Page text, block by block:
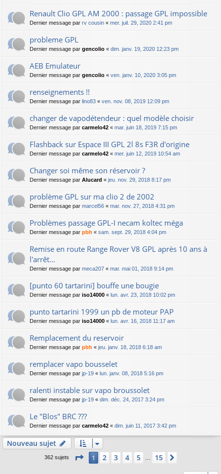
Renault Clio GPL AM 2000 : passage GPL impossible
Dernier message par rv cousin « mer. juil. 29, 2020 2:41 pm
probleme GPL
Dernier message par gencolio « dim. janv. 19, 2020 12:23 pm
AEB Emulateur
Dernier message par gencolio « ven. janv. 10, 2020 3:05 pm
renseignements !!
Dernier message par lino83 « ven. nov. 08, 2019 12:09 pm
changer de vapodétendeur : quel modèle choisir
Dernier message par carmelo42 « mar. juin 18, 2019 7:15 pm
Flashback sur Espace III GPL 2l 8s F3R d'origine
Dernier message par carmelo42 « mer. juin 12, 2019 10:54 am
Changer soi même son réservoir ?
Dernier message par Alucard « jeu. nov. 29, 2018 8:17 pm
problème GPL sur ma clio 2 de 2002
Dernier message par marcel56 « mar. nov. 27, 2018 4:31 pm
Problèmes passage GPL-I necam koltec méga
Dernier message par pbh « sam. sept. 29, 2018 4:04 pm
Remise en route Range Rover V8 GPL après 10 ans à
l'arrêt...
Dernier message par meca207 « mar. mai 01, 2018 9:14 pm
[punto 60 tartarini] bouffe une bougie
Dernier message par iso14000 « lun. avr. 23, 2018 10:02 pm
punto tartarini 1999 un pb de moteur PAP
Dernier message par iso14000 « lun. avr. 16, 2018 11:17 am
Remplacement du reservoir
Dernier message par pbh « jeu. janv. 18, 2018 6:18 am
remplacer vapo bousselet
Dernier message par jp-19 « lun. janv. 08, 2018 5:16 pm
ralenti instable sur vapo broussolet
Dernier message par jp-19 « dim. déc. 24, 2017 3:24 pm
Le "Blos" BRC ???
Dernier message par carmelo42 « dim. juin 11, 2017 3:42 pm
Nouveau sujet
362 sujets Page 1sur 15
1 2 3 4 5 15